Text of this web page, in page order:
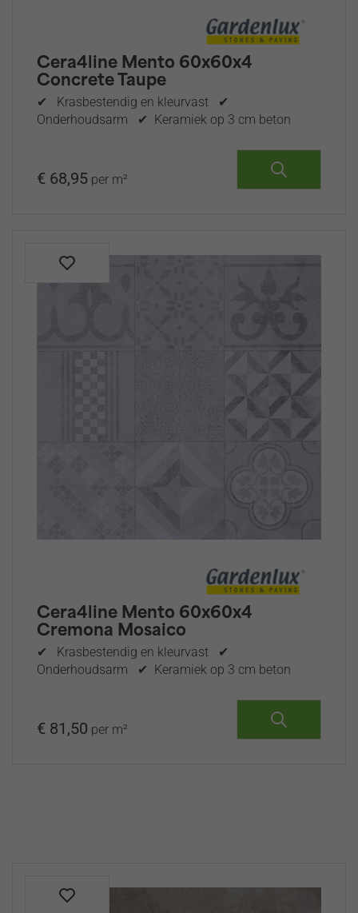
Cera4line Mento 60x60x4
Concrete Taupe
✔ Krasbestendig en kleurvast ✔
Onderhoudsarm ✔ Keramiek op 3 cm beton
€ 68,95 per m²
Cera4line Mento 60x60x4
Cremona Mosaico
✔ Krasbestendig en kleurvast ✔
Onderhoudsarm ✔ Keramiek op 3 cm beton
€ 81,50 per m²